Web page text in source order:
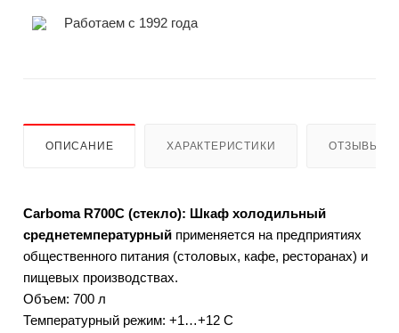
Работаем с 1992 года
ОПИСАНИЕ ХАРАКТЕРИСТИКИ ОТЗЫВЫ
Carboma R700С (стекло): Шкаф холодильный
среднетемпературный применяется на предприятиях
общественного питания (столовых, кафе, ресторанах) и
пищевых производствах.
Объем: 700 л
Температурный режим: +1…+12 С